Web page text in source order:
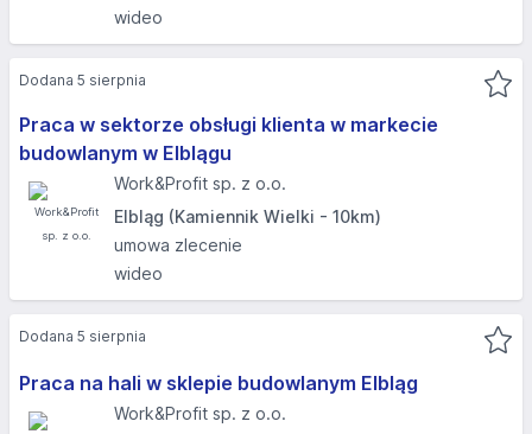
wideo
Praca w sektorze obsługi klienta w markecie
budowlanym w Elblągu
Work&Profit sp. z o.o.
Elbląg (Kamiennik Wielki - 10km)
umowa zlecenie
wideo
Dodana 5 sierpnia
Praca na hali w sklepie budowlanym Elbląg
Work&Profit sp. z o.o.
Dodana 5 sierpnia